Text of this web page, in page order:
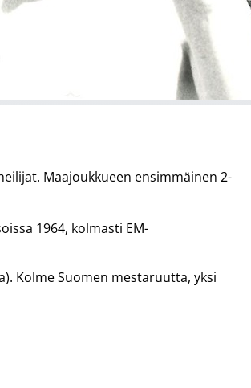
Maajoukkueen ensimmäinen 2-
1964, kolmasti EM-
Kolme Suomen mestaruutta, yksi